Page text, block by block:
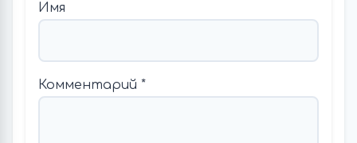
Имя
Комментарий *